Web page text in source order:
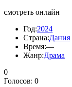
смотреть онлайн
Год:2024
Страна:Дания
Время:—
Жанр:Драма
0
Голосов: 0